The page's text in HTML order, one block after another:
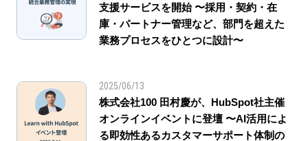
支援サービスを開始 〜採用・契約・在
庫・パートナー管理など、部門を超えた
業務プロセスをひとつに設計〜
2025/06/13
株式会社100 田村慶が、HubSpot社主催
オンラインイベントに登壇 〜AI活用によ
る即効性あるカスタマーサポート体制の